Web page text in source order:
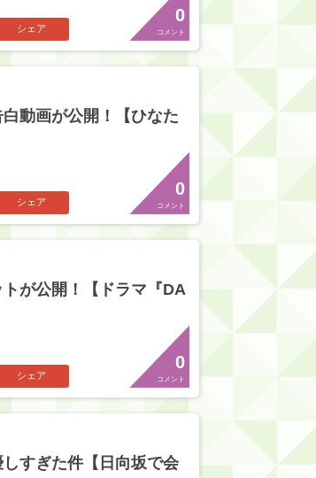
0
コメント
シェア
動画が公開！【ひなた
0
コメント
シェア
が公開！【ドラマ『DA
0
コメント
シェア
すぎた件【日向坂で会